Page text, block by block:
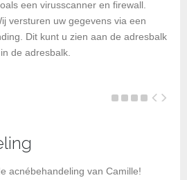
een virusscanner en firewall.
versturen uw gegevens via een
Dit kunt u zien aan de adresbalk
de adresbalk.
acnébehandeling van Camille!